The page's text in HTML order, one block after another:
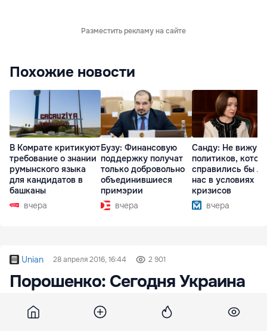
Разместить рекламу на сайте
Похожие новости
В Комрате критикуют
требование о знании
румынского языка
для кандидатов в
башканы
вчера
Бузу: Финансовую
поддержку получат
только добровольно
объединившиеся
примэрии
вчера
Санду: Не вижу
политиков,
справились бы
нас в условиях
кризисов
вчера
Unian 28 апреля 2016, 16:44 2 901
Порошенко: Сегодня Украина
имеет одну из самых
боеспособных армий в Европе